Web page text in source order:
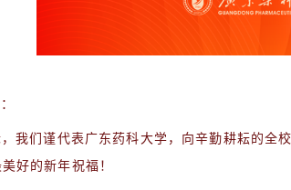
我们谨代表广东药科大学，向辛勤耕耘的
好的新年祝福！